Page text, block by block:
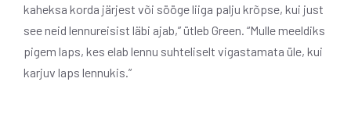
kaheksa korda järjest või sööge liiga palju krõpse, kui just
see neid lennureisist läbi ajab,” ütleb Green. “Mulle meeldiks
pigem laps, kes elab lennu suhteliselt vigastamata üle, kui
karjuv laps lennukis.”